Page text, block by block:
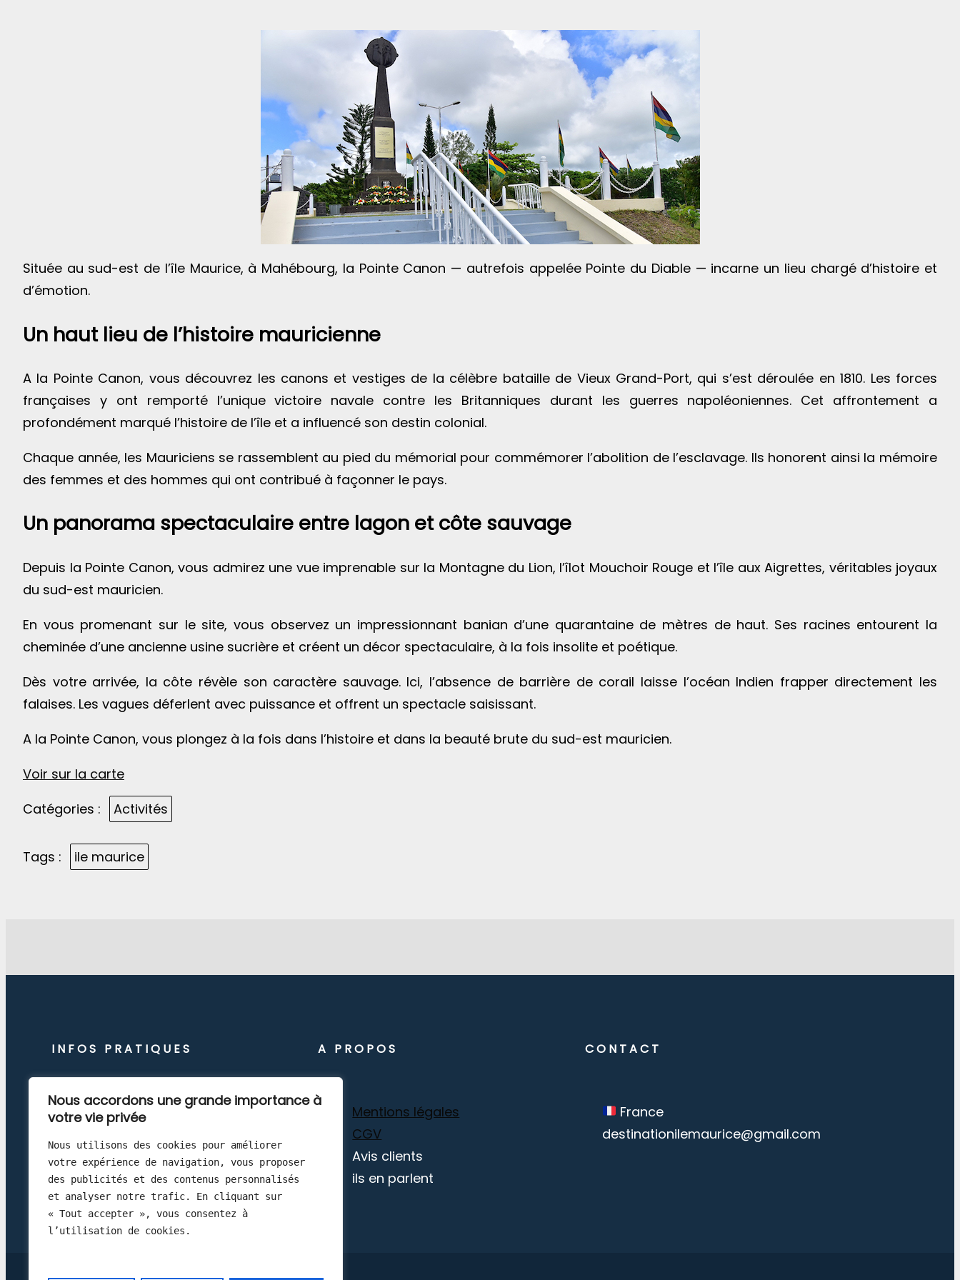
Nous accordons une grande importance à
votre vie privée
Nous utilisons des cookies pour améliorer
votre expérience de navigation, vous proposer
des publicités et des contenus personnalisés
et analyser notre trafic. En cliquant sur
« Tout accepter », vous consentez à
l’utilisation de cookies.
Située au sud-est de l’île Maurice, à Mahébourg, la Pointe Canon — autrefois appelée Pointe du Diable — incarne un lieu chargé d’histoire et
d’émotion.
Un haut lieu de l’histoire mauricienne
A la Pointe Canon, vous découvrez les canons et vestiges de la célèbre bataille de Vieux Grand-Port, qui s’est déroulée en 1810. Les forces
françaises y ont remporté l’unique victoire navale contre les Britanniques durant les guerres napoléoniennes. Cet affrontement a
profondément marqué l’histoire de l’île et a influencé son destin colonial.
Chaque année, les Mauriciens se rassemblent au pied du mémorial pour commémorer l’abolition de l’esclavage. Ils honorent ainsi la mémoire
des femmes et des hommes qui ont contribué à façonner le pays.
Un panorama spectaculaire entre lagon et côte sauvage
Depuis la Pointe Canon, vous admirez une vue imprenable sur la Montagne du Lion, l’îlot Mouchoir Rouge et l’île aux Aigrettes, véritables joyaux
du sud-est mauricien.
En vous promenant sur le site, vous observez un impressionnant banian d’une quarantaine de mètres de haut. Ses racines entourent la
cheminée d’une ancienne usine sucrière et créent un décor spectaculaire, à la fois insolite et poétique.
Dès votre arrivée, la côte révèle son caractère sauvage. Ici, l’absence de barrière de corail laisse l’océan Indien frapper directement les
falaises. Les vagues déferlent avec puissance et offrent un spectacle saisissant.
A la Pointe Canon, vous plongez à la fois dans l’histoire et dans la beauté brute du sud-est mauricien.
Voir sur la carte
Catégories :
Activités
Tags : ile maurice
INFOS PRATIQUES
Qui suis-je ?
Contactez-moi
Conditions de voyage
Les bonnes adresses
A PROPOS
Mentions légales
CGV
Avis clients
ils en parlent
CONTACT
France
destinationilemaurice@gmail.com